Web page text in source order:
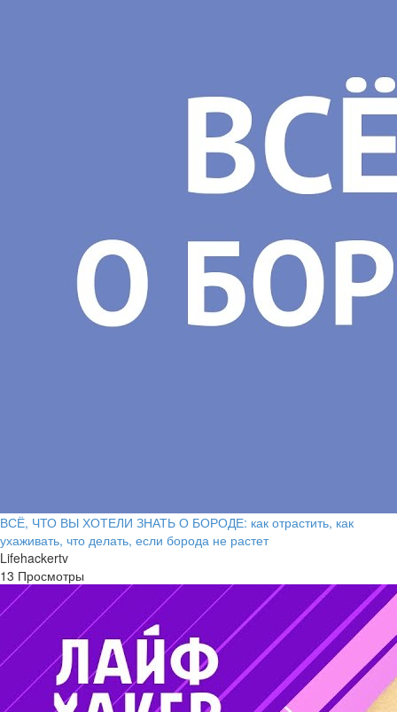
ВСЁ, ЧТО ВЫ ХОТЕЛИ ЗНАТЬ О БОРОДЕ: как отрастить, как
ухаживать, что делать, если борода не растет
Lifehackertv
13 Просмотры